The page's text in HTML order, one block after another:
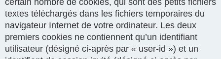
certain nombre de cookies, qui sont des petits fichiers
textes téléchargés dans les fichiers temporaires du
navigateur Internet de votre ordinateur. Les deux
premiers cookies ne contiennent qu’un identifiant
utilisateur (désigné ci-après par « user-id ») et un